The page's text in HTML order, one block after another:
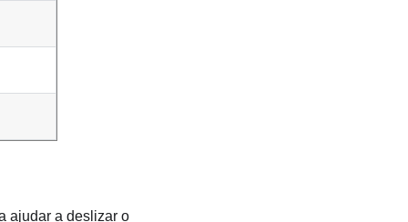
ajudar a deslizar o